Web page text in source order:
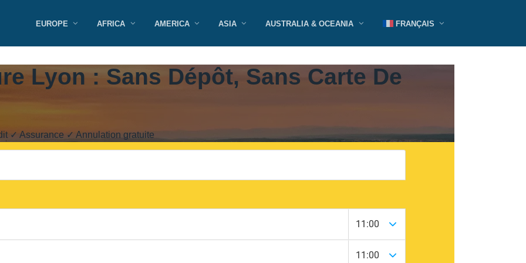
EUROPE AFRICA AMERICA ASIA AUSTRALIA & OCEANIA FRANÇAIS
Lyon : Sans Dépôt, Sans Carte De
✓ Assurance ✓ Annulation gratuite